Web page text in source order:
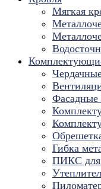
Мягкая
Фасадные
Гибка
ПИКС для